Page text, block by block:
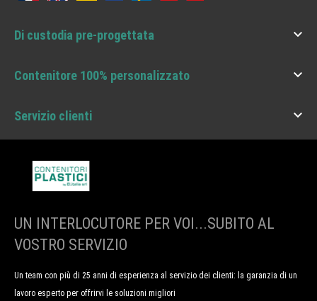
Di custodia pre-progettata 
Contenitore 100% personalizzato 
Servizio clienti 
UN INTERLOCUTORE PER VOI...SUBITO AL
VOSTRO SERVIZIO
Un team con più di 25 anni di esperienza al servizio dei clienti: la garanzia di un
lavoro esperto per offrirvi le soluzioni migliori